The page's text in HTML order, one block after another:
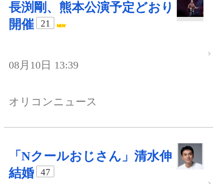
長渕剛、熊本公演予定どおり
開催
21
08月10日 13:39
オリコンニュース
「Nクールおじさん」清水伸
結婚
47